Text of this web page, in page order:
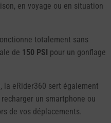
en voyage ou en situation
totalement sans
de 150 PSI pour un gonflage
la eRider360 sert également
un smartphone ou
de vos déplacements.